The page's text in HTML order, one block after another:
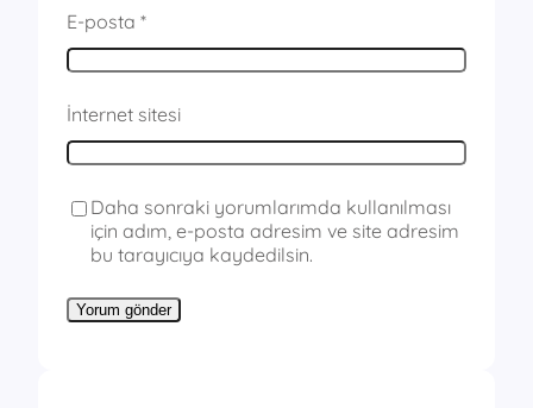
E-posta *
İnternet sitesi
Daha sonraki yorumlarımda kullanılması
için adım, e-posta adresim ve site adresim
bu tarayıcıya kaydedilsin.